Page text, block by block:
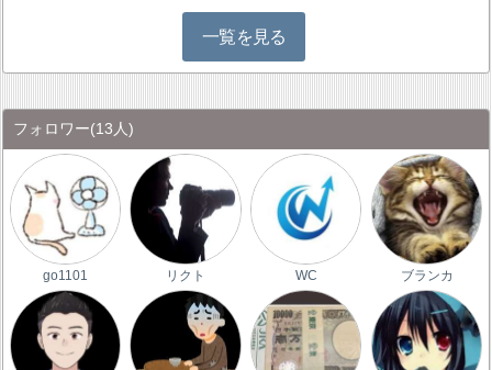
一覧を見る
フォロワー(13人)
go1101 リクト WC ブランカ